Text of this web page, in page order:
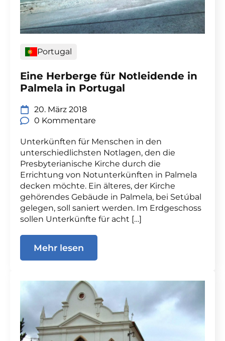
Portugal
Eine Herberge für Notleidende in
Palmela in Portugal
20. März 2018
0 Kommentare
Unterkünften für Menschen in den
unterschiedlichsten Notlagen, den die
Presbyterianische Kirche durch die
Errichtung von Notunterkünften in Palmela
decken möchte. Ein älteres, der Kirche
gehörendes Gebäude in Palmela, bei Setúbal
gelegen, soll saniert werden. Im Erdgeschoss
sollen Unterkünfte für acht […]
Mehr lesen